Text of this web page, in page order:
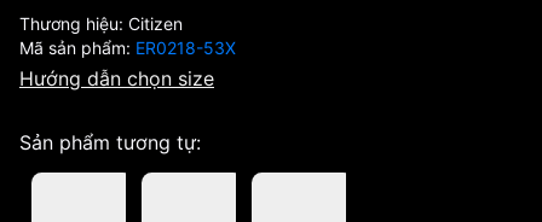
Thương hiệu: Citizen
Mã sản phẩm: ER0218-53X
Hướng dẫn chọn size
Sản phẩm tương tự: